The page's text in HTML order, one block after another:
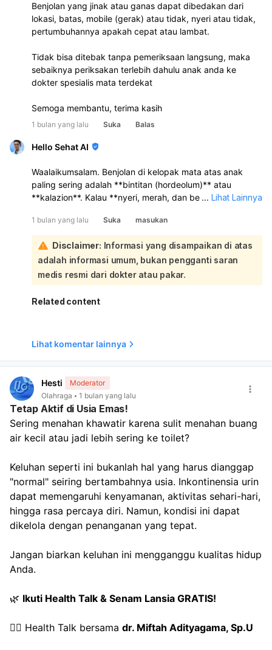
Benjolan yang jinak atau ganas dapat dibedakan dari
lokasi, batas, mobile (gerak) atau tidak, nyeri atau tidak,
pertumbuhannya apakah cepat atau lambat.
Tidak bisa ditebak tanpa pemeriksaan langsung, maka
sebaiknya periksakan terlebih dahulu anak anda ke
dokter spesialis mata terdekat
Semoga membantu, terima kasih
1 bulan yang lalu Suka Balas
Hello Sehat AI
Waalaikumsalam. Benjolan di kelopak mata atas anak
paling sering adalah **bintitan (hordeolum)** atau
**kalazion**. Kalau **nyeri, merah, dan bengkak**, lebih
tidak nyeri**, lebih mungkin **kalazion**:
Solusinya:
Kompres hangat10–15 menit, 3–4 kali sehari.
Jangan dipencet atau dipecahkan.
Jaga kebersihan mata dan hindari anak mengucek
mata.
Bila ada tanda infeksi, dokter bisa memberi
obat yang tepat. Segera periksa lebih cepat kalau
benjolan makin besar, sangat merah, bernanah, disertai
demam, atau penglihatan terganggu.
... Lihat Lainnya
1 bulan yang lalu Suka masukan
Disclaimer: Informasi yang disampaikan di atas
adalah informasi umum, bukan pengganti saran
medis resmi dari dokter atau pakar.
Related content
Lihat komentar lainnya
Hesti
Moderator
Olahraga
1 bulan yang lalu
Tetap Aktif di Usia Emas!
Sering menahan khawatir karena sulit menahan buang
air kecil atau jadi lebih sering ke toilet?
Keluhan seperti ini bukanlah hal yang harus dianggap
"normal" seiring bertambahnya usia. Inkontinensia urin
dapat memengaruhi kenyamanan, aktivitas sehari-hari,
hingga rasa percaya diri. Namun, kondisi ini dapat
dikelola dengan penanganan yang tepat.
Jangan biarkan keluhan ini mengganggu kualitas hidup
Anda.
🌿 Ikuti Health Talk & Senam Lansia GRATIS!
👨‍⚕️ Health Talk bersama dr. Miftah Adityagama, Sp.U